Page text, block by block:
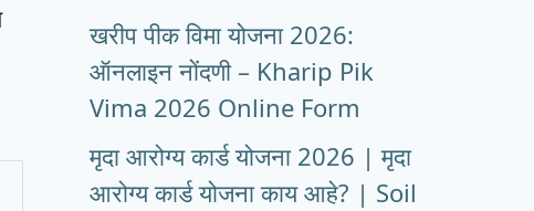
खरीप पीक विमा योजना 2026:
ऑनलाइन नोंदणी – Kharip Pik
Vima 2026 Online Form
मृदा आरोग्य कार्ड योजना 2026 | मृदा
आरोग्य कार्ड योजना काय आहे? | Soil